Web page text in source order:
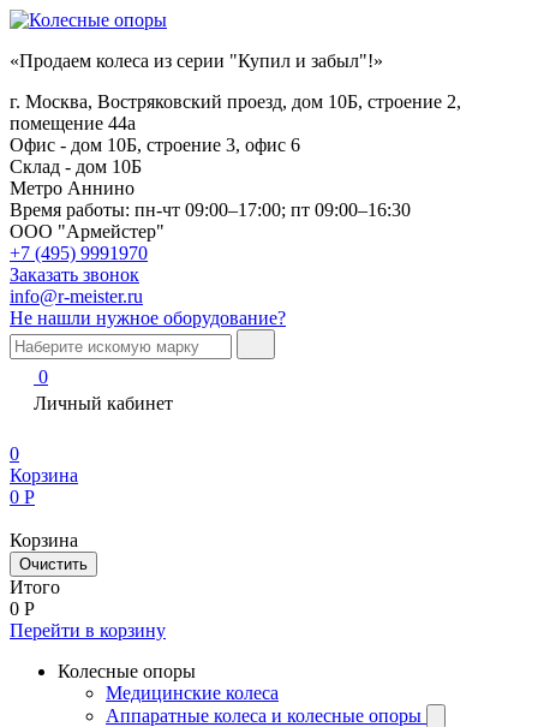
«Продаем колеса из серии "Купил и забыл"!»
г. Москва, Востряковский проезд, дом 10Б, строение 2,
помещение 44а
Офис - дом 10Б, строение 3, офис 6
Склад - дом 10Б
Метро Аннино
Время работы: пн-чт 09:00–17:00; пт 09:00–16:30
ООО "Армейстер"
+7 (495) 9991970
Заказать звонок
info@r-meister.ru
Не нашли нужное оборудование?
0
Личный кабинет
0
Корзина
0 Р
Корзина
Очистить
Итого
0 Р
Перейти в корзину
Колесные опоры
Медицинские колеса
Аппаратные колеса и колесные опоры